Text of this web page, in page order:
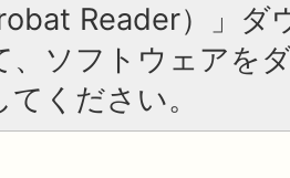
Reader）」ダ
、ソフトウェアを
ください。